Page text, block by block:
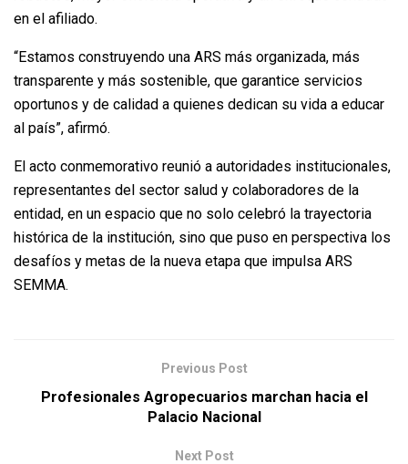
en el afiliado.
“Estamos construyendo una ARS más organizada, más
transparente y más sostenible, que garantice servicios
oportunos y de calidad a quienes dedican su vida a educar
al país”, afirmó.
El acto conmemorativo reunió a autoridades institucionales,
representantes del sector salud y colaboradores de la
entidad, en un espacio que no solo celebró la trayectoria
histórica de la institución, sino que puso en perspectiva los
desafíos y metas de la nueva etapa que impulsa ARS
SEMMA.
Previous Post
Profesionales Agropecuarios marchan hacia el
Palacio Nacional
Next Post